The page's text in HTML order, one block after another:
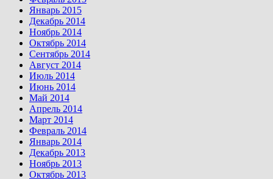
Январь 2015
Декабрь 2014
Ноябрь 2014
Октябрь 2014
Сентябрь 2014
Август 2014
Июль 2014
Июнь 2014
Май 2014
Апрель 2014
Март 2014
Февраль 2014
Январь 2014
Декабрь 2013
Ноябрь 2013
Октябрь 2013